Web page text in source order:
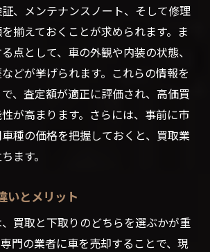
、メンテナンスノート、そして修理
揃えておくことが求められます。ま
点として、車の外観や内装の状態、
どが挙げられます。これらの情報を
、査定額が適正に評価され、高価買
が高まります。さらには、事前に市
種の価格を把握しておくと、買取業
ます。
いとメリット
買取と下取りのどちらを選ぶかが重
門の業者に車を売却することで、現